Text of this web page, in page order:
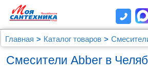
Главная Каталог товаров
Смесители Abber
Смесители Abber в